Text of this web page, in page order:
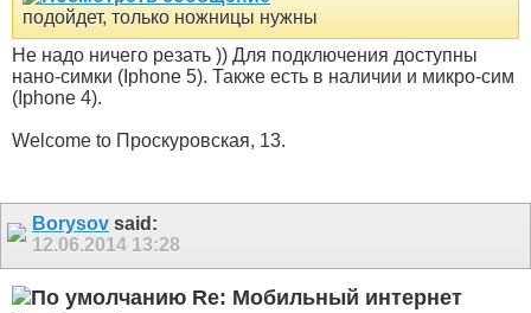
подойдет, только ножницы нужны
Не надо ничего резать )) Для подключения доступны
нано-симки (Iphone 5). Также есть в наличии и микро-сим
(Iphone 4).
Welcome to Проскуровская, 13.
Borysov said:
12.06.2014 13:28
Re: Мобильный интернет